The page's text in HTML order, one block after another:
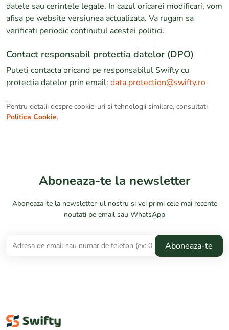
datele sau cerintele legale. In cazul oricarei modificari, vom
afisa pe website versiunea actualizata. Va rugam sa
verificati periodic continutul acestei politici.
Contact responsabil protectia datelor (DPO)
Puteti contacta oricand pe responsabilul Swifty cu
protectia datelor prin email: data.protection@swifty.ro
Pentru detalii despre cookie-uri si tehnologii similare, consultati
Politica Cookie.
Aboneaza-te la newsletter
Aboneaza-te la newsletter-ul nostru si vei primi cele mai recente
noutati pe email sau WhatsApp